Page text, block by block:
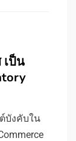
เป็น
บังคับใน